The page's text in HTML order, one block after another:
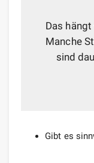
Das
Manche
sind
Gibt es